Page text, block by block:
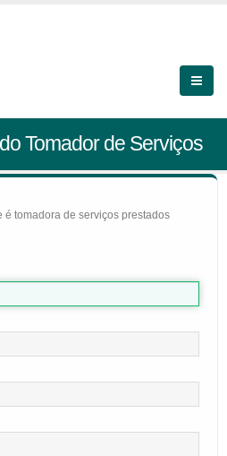
Tomador de Serviços
é tomadora de serviços prestados